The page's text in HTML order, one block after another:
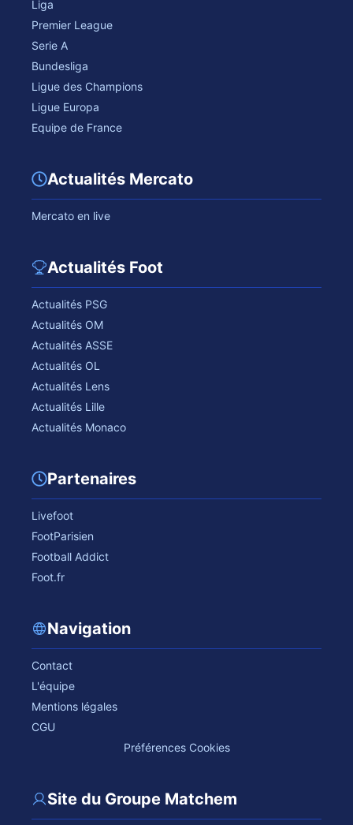
Liga
Premier League
Serie A
Bundesliga
Ligue des Champions
Ligue Europa
Equipe de France
Actualités Mercato
Mercato en live
Actualités Foot
Actualités PSG
Actualités OM
Actualités ASSE
Actualités OL
Actualités Lens
Actualités Lille
Actualités Monaco
Partenaires
Livefoot
FootParisien
Football Addict
Foot.fr
Navigation
Contact
L'équipe
Mentions légales
CGU
Préférences Cookies
Site du Groupe Matchem